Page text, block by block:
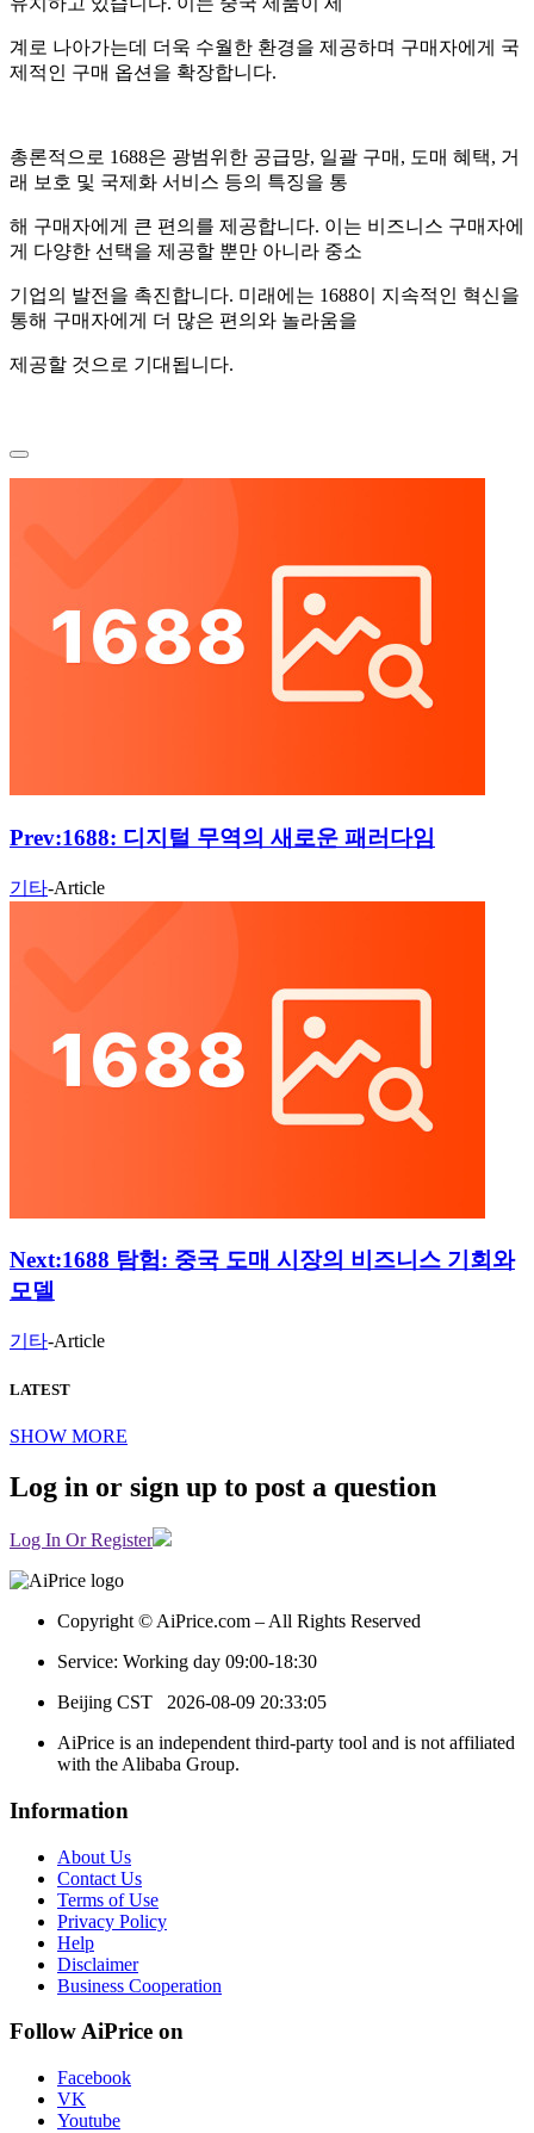
계로 나아가는데 더욱 수월한 환경을 제공하며 구매자에게 국
제적인 구매 옵션을 확장합니다.
총론적으로 1688은 광범위한 공급망, 일괄 구매, 도매 혜택, 거
래 보호 및 국제화 서비스 등의 특징을 통
해 구매자에게 큰 편의를 제공합니다. 이는 비즈니스 구매자에
게 다양한 선택을 제공할 뿐만 아니라 중소
기업의 발전을 촉진합니다. 미래에는 1688이 지속적인 혁신을
통해 구매자에게 더 많은 편의와 놀라움을
제공할 것으로 기대됩니다.
Prev:1688: 디지털 무역의 새로운 패러다임
기타-Article
Next:1688 탐험: 중국 도매 시장의 비즈니스 기회와
모델
기타-Article
LATEST
SHOW MORE
Log in or sign up to post a question
Log In Or Register
Copyright © AiPrice.com – All Rights Reserved
Service: Working day 09:00-18:30
Beijing CST 2026-08-09 20:33:05
AiPrice is an independent third-party tool and is not affiliated
with the Alibaba Group.
Information
About Us
Contact Us
Terms of Use
Privacy Policy
Help
Disclaimer
Business Cooperation
Follow AiPrice on
Facebook
VK
Youtube